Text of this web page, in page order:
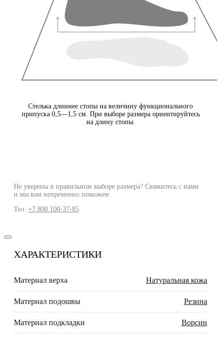
Стелька длиннее стопы на величину функционального
припуска 0,5—1,5 см. При выборе размера ориентируйтесь
на длину стопы.
Не уверены в правильном выборе размера? Свяжитесь с нами
и мы вам непременно поможем
Тел: +7 800 100-37-85
ХАРАКТЕРИСТИКИ
Материал верха Натуральная кожа
Материал подошвы Резина
Материал подкладки Ворсин